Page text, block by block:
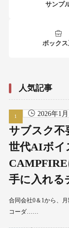
サンプ
ボック
人気記事
2026年1月
サブスク不
世代AIボイ
手に入れる
合同会社0＆1から、
コーダ……